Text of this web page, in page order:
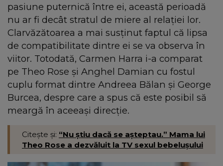
pasiune puternică între ei, această perioadă
nu ar fi decât stratul de miere al relației lor.
Clarvăzătoarea a mai susținut faptul că lipsa
de compatibilitate dintre ei se va observa în
viitor. Totodată, Carmen Harra i-a comparat
pe Theo Rose și Anghel Damian cu fostul
cuplu format dintre Andreea Bălan și George
Burcea, despre care a spus că este posibil să
meargă în aceeași direcție.
Citește și: “Nu știu dacă se așteptau.” Mama lui
Theo Rose a dezvăluit la TV sexul bebelușului